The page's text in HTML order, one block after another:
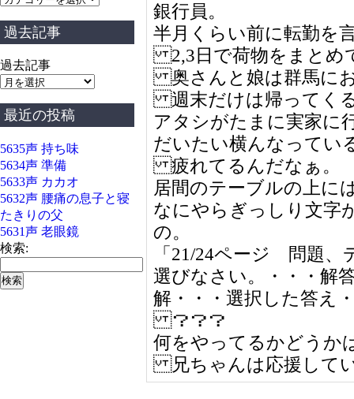
過去記事
過去記事
最近の投稿
5635声 持ち味
5634声 準備
5633声 カカオ
5632声 腰痛の息子と寝
たきりの父
5631声 老眼鏡
検索:
銀行員。
半月くらい前に転勤を
2,3日で荷物をまとめ
奥さんと娘は群馬に
週末だけは帰ってく
アタシがたまに実家に
だいたい横んなってい
疲れてるんだなぁ。
居間のテーブルの上に
なにやらぎっしり文字
の。
「21/24ページ 問題、
選びなさい。・・・解
解・・・選択した答え
？？？
何をやってるかどうか
兄ちゃんは応援して